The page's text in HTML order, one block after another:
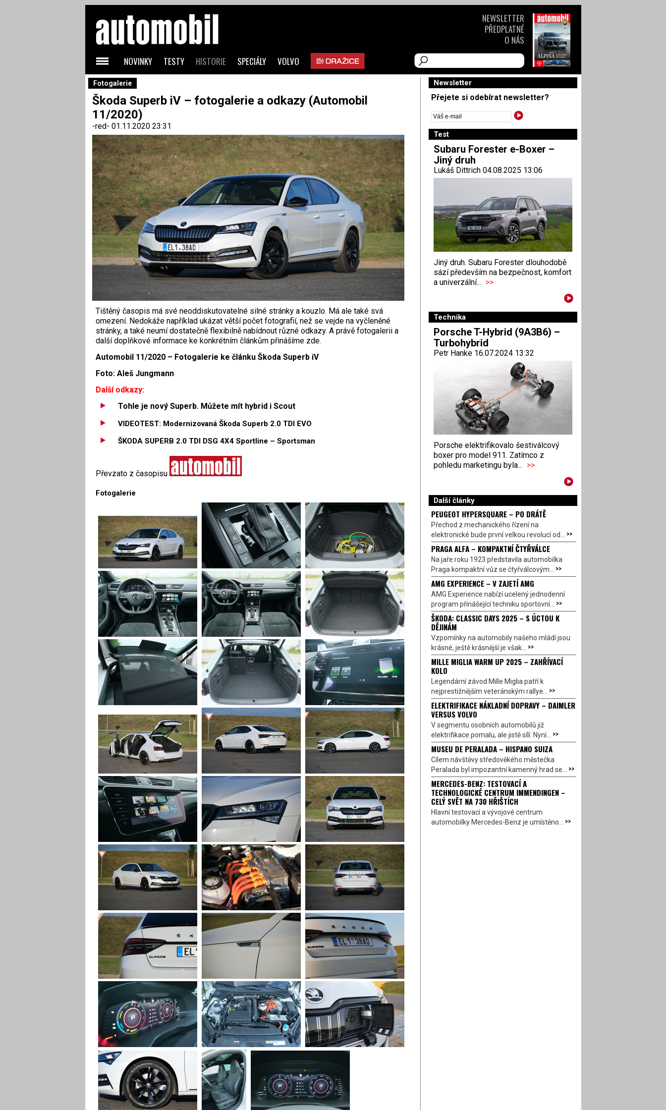
Fotogalerie
Škoda Superb iV – fotogalerie a odkazy (Automobil
11/2020)
-red- 01.11.2020 23:31
Tištěný časopis má své neoddiskutovatelné silné stránky a kouzlo. Má ale také svá
omezení. Nedokáže například ukázat větší počet fotografií, než se vejde na vyčleněné
stránky, a také neumí dostatečně flexibilně nabídnout různé odkazy. A právě fotogalerii a
další doplňkové informace ke konkrétním článkům přinášíme zde.
Automobil 11/2020 – Fotogalerie ke článku Škoda Superb iV
Foto: Aleš Jungmann
Další odkazy:
Tohle je nový Superb. Můžete mít hybrid i Scout
VIDEOTEST: Modernizovaná Škoda Superb 2.0 TDI EVO
ŠKODA SUPERB 2.0 TDI DSG 4X4 Sportline – Sportsman
Převzato z časopisu
Fotogalerie
Newsletter
Přejete si odebírat newsletter?
Test
Subaru Forester e-Boxer –
Jiný druh
Lukáš Dittrich 04.08.2025 13:06
Jiný druh. Subaru Forester dlouhodobě
sází především na bezpečnost, komfort
a univerzální... >>
Technika
Porsche T-Hybrid (9A3B6) –
Turbohybrid
Petr Hanke 16.07.2024 13:32
Porsche elektrifikovalo šestiválcový
boxer pro model 911. Zatímco z
pohledu marketingu byla... >>
Další články
PEUGEOT HYPERSQUARE – PO DRÁTĚ
Přechod z mechanického řízení na
elektronické bude první velkou revolucí od... >>
PRAGA ALFA – KOMPAKTNÍ ČTYŘVÁLCE
Na jaře roku 1923 představila automobilka
Praga kompaktní vůz se čtyřválcovým... >>
AMG EXPERIENCE – V ZAJETÍ AMG
AMG Experience nabízí ucelený jednodenní
program přinášející techniku sportovní... >>
ŠKODA: CLASSIC DAYS 2025 – S ÚCTOU K
DĚJINÁM
Vzpomínky na automobily našeho mládí jsou
krásné, ještě krásnější je však... >>
MILLE MIGLIA WARM UP 2025 – ZAHŘÍVACÍ
KOLO
Legendární závod Mille Miglia patří k
nejprestižnějším veteránským rallye... >>
ELEKTRIFIKACE NÁKLADNÍ DOPRAVY – DAIMLER
VERSUS VOLVO
V segmentu osobních automobilů již
elektrifikace pomalu, ale jistě sílí. Nyní... >>
MUSEU DE PERALADA – HISPANO SUIZA
Cílem návštěvy středověkého městečka
Peralada byl impozantní kamenný hrad se... >>
MERCEDES-BENZ: TESTOVACÍ A
TECHNOLOGICKÉ CENTRUM IMMENDINGEN –
CELÝ SVĚT NA 730 HŘIŠTÍCH
Hlavní testovací a vývojové centrum
automobilky Mercedes-Benz je umístěno... >>
NOVINKY TESTY HISTORIE SPECIÁLY VOLVO
NEWSLETTER
PŘEDPLATNÉ
O NÁS